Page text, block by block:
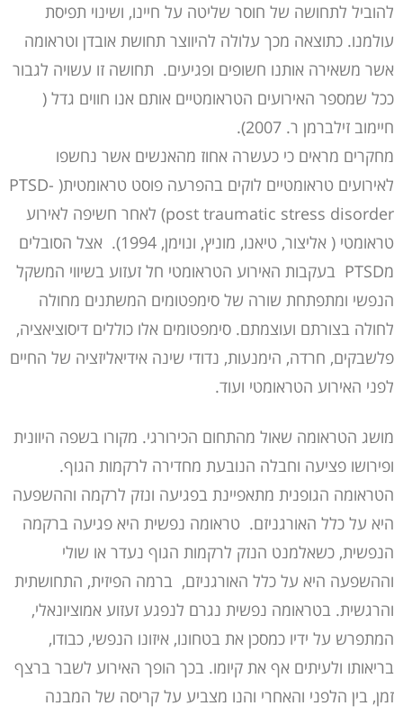
להוביל לתחושה של חוסר שליטה על חיינו, ושינוי תפיסת
עולמנו. כתוצאה מכך עלולה להיווצר תחושת אובדן וטראומה
אשר משאירה אותנו חשופים ופגיעים. תחושה זו עשויה לגבור
ככל שמספר האירועים הטראומטיים אותם אנו חווים גדל (
חיימוב זילברמן ר. 2007).
מחקרים מראים כי כעשרה אחוז מהאנשים אשר נחשפו
לאירועים טראומטיים לוקים בהפרעה פוסט טראומטית( PTSD-
post traumatic stress disorder) לאחר חשיפה לאירוע
טראומטי ( אליצור, טיאנו, מוניץ, ונוימן, 1994). אצל הסובלים
מPTSD בעקבות האירוע הטראומטי חל זעזוע בשיווי המשקל
הנפשי ומתפתחת שורה של סימפטומים המשתנים מחולה
לחולה בצורתם ועוצמתם. סימפטומים אלו כוללים דיסוציאציה,
פלשבקים, חרדה, הימנעות, נדודי שינה אידיאליזציה של החיים
לפני האירוע הטראומטי ועוד.
מושג הטראומה שאול מהתחום הכירורגי. מקורו בשפה היוונית
ופירושו פציעה וחבלה הנובעת מחדירה לרקמות הגוף.
הטראומה הגופנית מתאפיינת בפגיעה ונזק לרקמה וההשפעה
היא על כלל האורגניזם. טראומה נפשית היא פגיעה ברקמה
הנפשית, כשאלמנט הנזק לרקמות הגוף נעדר או שולי
וההשפעה היא על כלל האורגניזם, ברמה הפיזית, התחושתית
והרגשית. בטראומה נפשית נגרם לנפגע זעזוע אמוציונאלי,
המתפרש על ידיו כמסכן את בטחונו, איזונו הנפשי, כבודו,
בריאותו ולעיתים אף את קיומו. בכך הופך האירוע לשבר ברצף
זמן, בין הלפני והאחרי והנו מצביע על קריסה של המבנה